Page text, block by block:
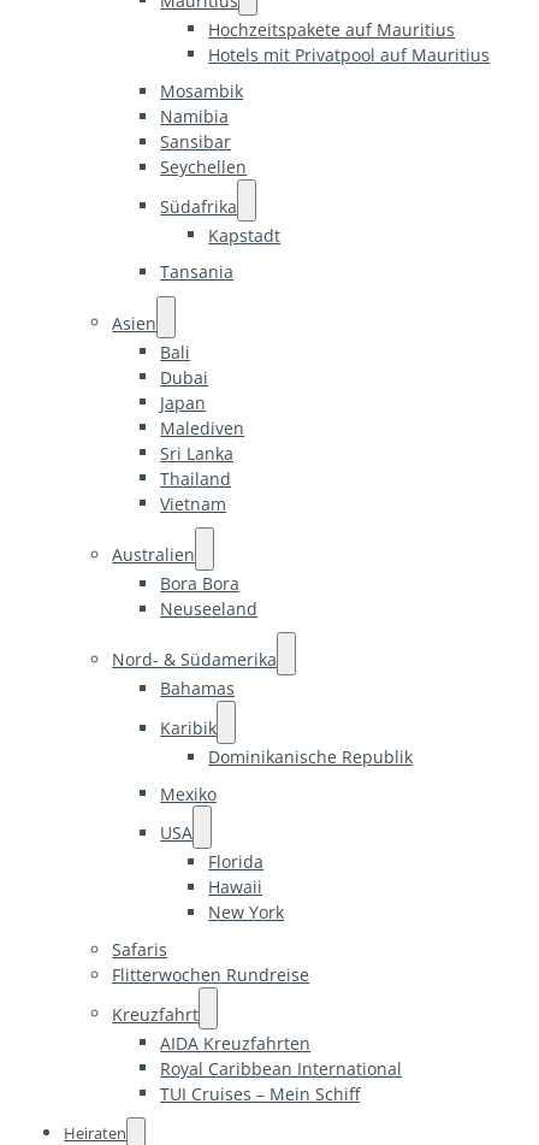
Hochzeitspakete auf Mauritius
Hotels mit Privatpool auf Mauritius
Mosambik
Namibia
Sansibar
Seychellen
Südafrika
Kapstadt
Tansania
Asien
Bali
Dubai
Japan
Malediven
Sri Lanka
Thailand
Vietnam
Australien
Bora Bora
Neuseeland
Nord- & Südamerika
Bahamas
Karibik
Dominikanische Republik
Mexiko
USA
Florida
Hawaii
New York
Safaris
Flitterwochen Rundreise
Kreuzfahrt
AIDA Kreuzfahrten
Royal Caribbean International
TUI Cruises – Mein Schiff
Heiraten